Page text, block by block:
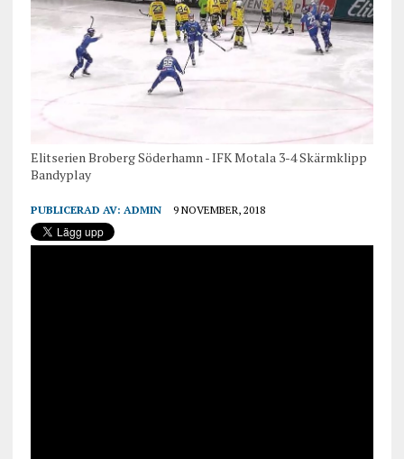
Elitserien Broberg Söderhamn - IFK Motala 3-4 Skärmklipp
Bandyplay
PUBLICERAD AV: ADMIN 9 NOVEMBER, 2018